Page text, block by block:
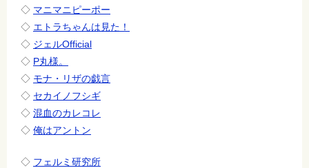
◇ マニマニピーポー
◇ エトラちゃんは見た！
◇ ジェルOfficial
◇ P丸様。
◇ モナ・リザの戯言
◇ セカイノフシギ
◇ 混血のカレコレ
◇ 俺はアントン
◇ フェルミ研究所